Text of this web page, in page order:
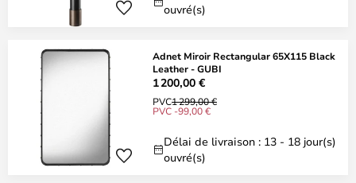
ouvré(s)
Adnet Miroir Rectangular 65X115 Black
Leather - GUBI
1 200,00 €
PVC1 299,00 €
PVC -99,00 €
Délai de livraison : 13 - 18 jour(s)
ouvré(s)